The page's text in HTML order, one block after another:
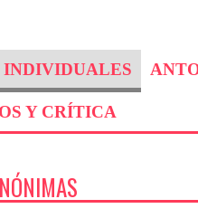
INDIVIDUALES
Y CRÍTICA